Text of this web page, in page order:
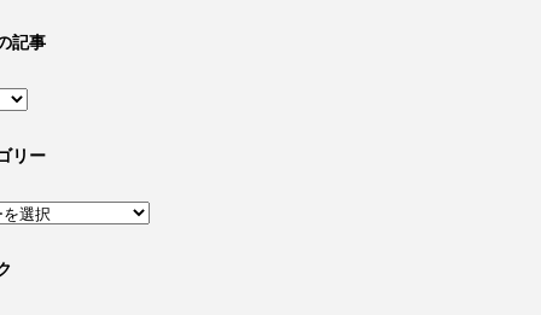
記事
リー